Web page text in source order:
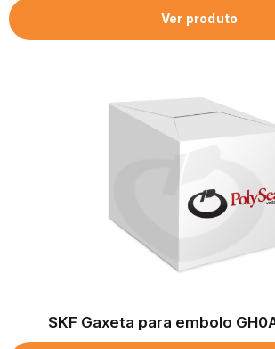
Ver produto
SKF Gaxeta para embolo